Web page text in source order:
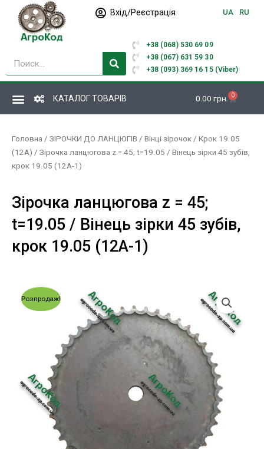
Перейти
вмісту
Вхід/Реєстрація UA RU
Пошук
+38 (068) 530 69 09
+38 (067) 631 59 30
+38 (093) 369 16 15 (Viber)
КАТАЛОГ ТОВАРІВ 0.00 грн. 0
Кошик
Головна / ЗІРОЧКИ ДО ЛАНЦЮГІВ / Вінці зірочок / Крок 19.05
(12А) / Зірочка ланцюгова z = 45; t=19.05 / Вінець зірки 45 зубів,
крок 19.05 (12А-1)
Зірочка ланцюгова z = 45;
t=19.05 / Вінець зірки 45 зубів,
крок 19.05 (12А-1)
Розпродаж!